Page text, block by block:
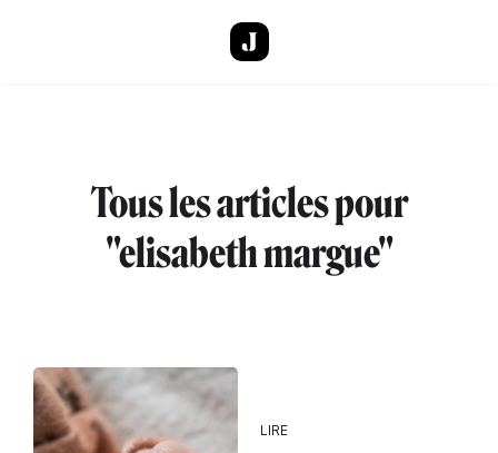
Tous les articles pour
"elisabeth margue"
LIRE